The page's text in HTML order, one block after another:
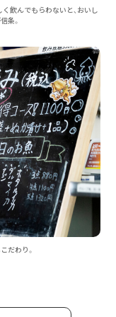
飲んでもらわないと、おいし
条。
だわり。